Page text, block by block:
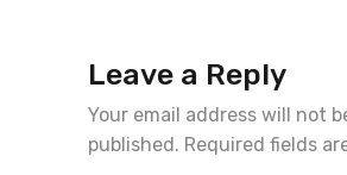
Leave a Reply
Your email address will not
published. Required fields